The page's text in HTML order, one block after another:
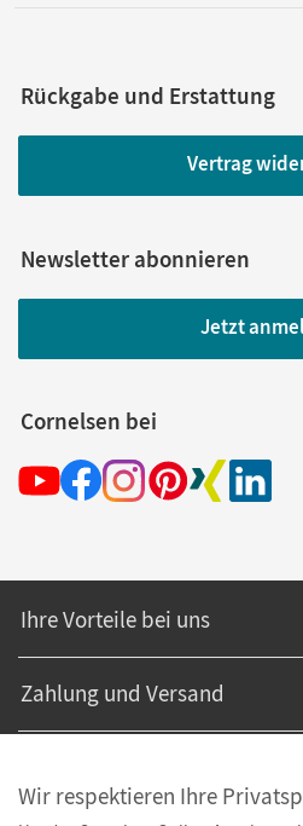
Rückgabe und Erstattung
Vertrag
Newsletter abonnieren
Jetzt
Cornelsen bei
Ihre Vorteile bei uns
Zahlung und Versand
Wir respektieren Ihre